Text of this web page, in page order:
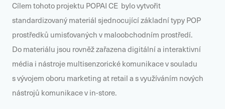
Cílem tohoto projektu POPAI CE bylo vytvořit
standardizovaný materiál sjednocující základní typy POP
prostředků umisťovaných v maloobchodním prostředí.
Do materiálu jsou rovněž zařazena digitální a interaktivní
média i nástroje multisenzorické komunikace v souladu
s vývojem oboru marketing at retail a s využíváním nových
nástrojů komunikace v in-store.